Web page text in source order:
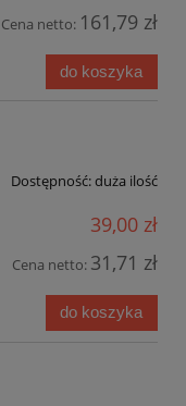
Cena netto: 161,79 zł
do koszyka
Dostępność:duża ilość
39,00 zł
Cena netto: 31,71 zł
do koszyka